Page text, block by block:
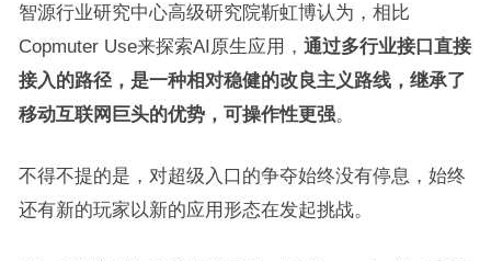
智源行业研究中心高级研究院靳虹博认为，相比
Copmuter Use来探索AI原生应用， 通过多行业接口直接
接入的路径，是一种相对稳健的改良主义路线，继承了
移动互联网巨头的优势，可操作性更强。
不得不提的是，对超级入口的争夺始终没有停息，始终
还有新的玩家以新的应用形态在发起挑战。